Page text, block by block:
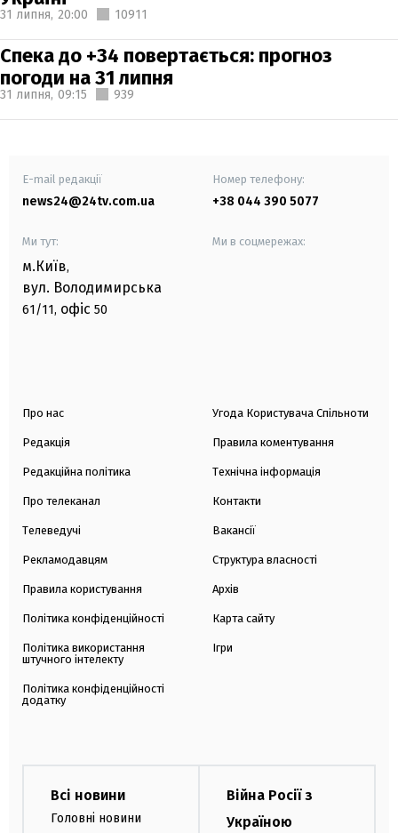
31 липня, 20:00 10911
Спека до +34 повертається: прогноз
погоди на 31 липня
31 липня, 09:15 939
E-mail редакції
news24@24tv.com.ua
Номер телефону:
+38 044 390 5077
Ми тут:
м.Київ,
вул. Володимирська
61/11, офіс 50
Ми в соцмережах:
Про нас
Редакція
Редакційна політика
Про телеканал
Телеведучі
Рекламодавцям
Правила користування
Політика конфіденційності
Політика використання
штучного інтелекту
Політика конфіденційності
додатку
Угода Користувача Спільноти
Правила коментування
Технічна інформація
Контакти
Вакансії
Структура власності
Архів
Карта сайту
Ігри
Всі новини
Головні новини
Війна Росії з
Україною